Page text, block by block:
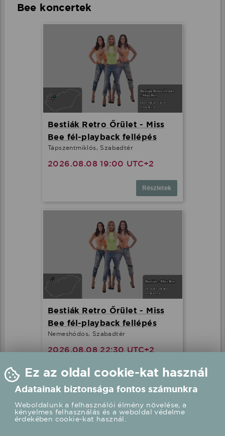
Bee koncertek
Bestiák Retro Őrület - Miss
Bee fél-playback fellépés
Tápszentmiklós, Szabadtér
2026.08.08 19:00 UTC+2
Részletek
Bestiák Retro Őrület - Miss
Bee fél-playback fellépés
Nemeshódos, Szabadtér
2026.08.08 22:30 UTC+2
Részletek
Ez az oldal cookie-kat használ
Adatainak biztonsága fontos számunkra
Weboldalunk a felhasználói élmény növelése, a
kényelmes felhasználás és a weboldal védelme
érdekében cookie-kat használ.